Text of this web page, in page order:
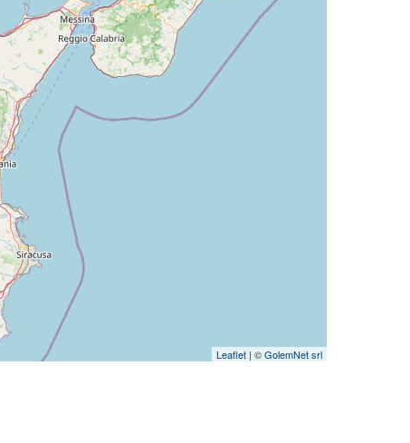
Leaflet | ©GolemNet srl